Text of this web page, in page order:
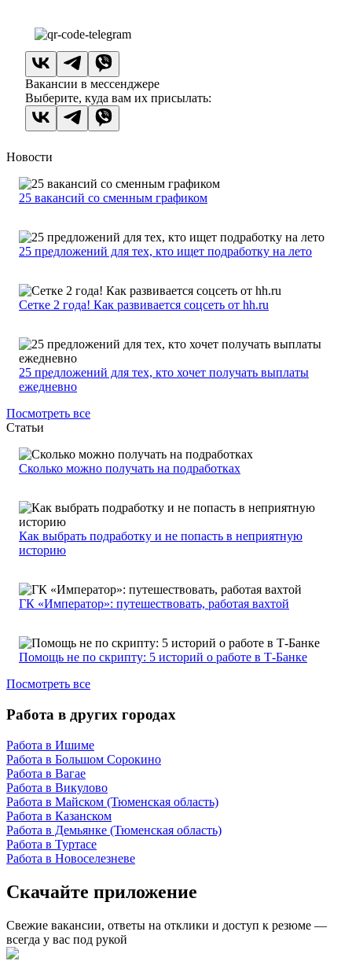
Вакансии в мессенджере
Выберите, куда вам их присылать:
Новости
25 вакансий со сменным графиком
25 предложений для тех, кто ищет подработку на лето
Сетке 2 года! Как развивается соцсеть от hh.ru
25 предложений для тех, кто хочет получать выплаты
ежедневно
Посмотреть все
Статьи
Сколько можно получать на подработках
Как выбрать подработку и не попасть в неприятную
историю
ГК «Император»: путешествовать, работая вахтой
Помощь не по скрипту: 5 историй о работе в Т-Банке
Посмотреть все
Работа в других городах
Работа в Ишиме
Работа в Большом Сорокино
Работа в Вагае
Работа в Викулово
Работа в Майском (Тюменская область)
Работа в Казанском
Работа в Демьянке (Тюменская область)
Работа в Туртасе
Работа в Новоселезневе
Скачайте приложение
Свежие вакансии, ответы на отклики и доступ к резюме —
всегда у вас под рукой